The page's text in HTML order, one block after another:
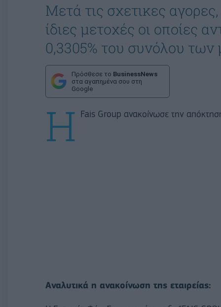
Μετά τις σχετικες
ίδιες μετοχές οι οποίες
0,3305% του συνόλου των
Πρόσθεσε το BusinessNews
στα αγαπημένα σου στη
Google
Η Fais Group ανακοίνωσε την
Αναλυτικά η ανακοίνωση της εταιρείας: